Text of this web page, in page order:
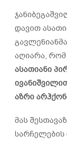
დავით
აღიარა, რომ
ასათიანი
აზრი
მას